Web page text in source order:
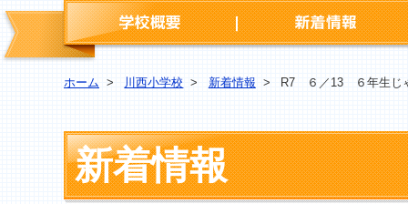
学校概要
ホーム > 川西小学校 > 新着情報 > R7 ６／13 ６年生じ
新着情報